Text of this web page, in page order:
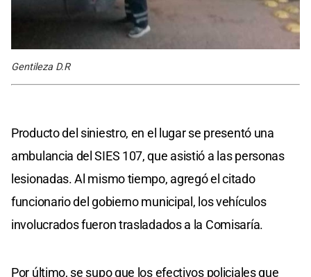
Gentileza D.R
Producto del siniestro, en el lugar se presentó una
ambulancia del SIES 107, que asistió a las personas
lesionadas. Al mismo tiempo, agregó el citado
funcionario del gobierno municipal, los vehículos
involucrados fueron trasladados a la Comisaría.
Por último, se supo que los efectivos policiales que